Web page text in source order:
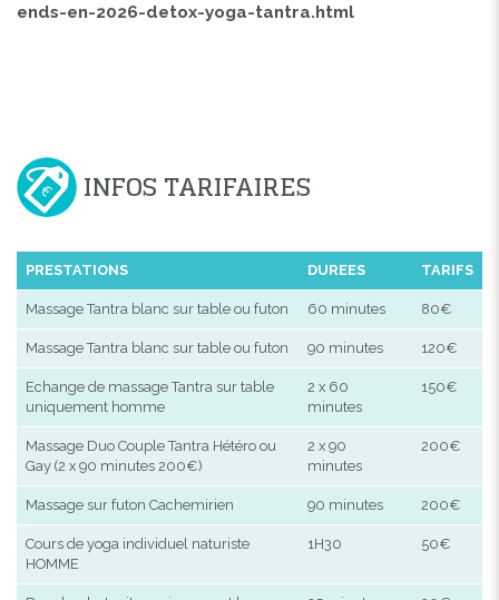
ends-en-2026-detox-yoga-tantra.html
INFOS TARIFAIRES
PRESTATIONS DUREES TARIFS
Massage Tantra blanc sur table ou futon 60 minutes 80€
Massage Tantra blanc sur table ou futon 90 minutes 120€
Echange de massage Tantra sur table
uniquement homme
2 x 60
minutes
150€
Massage Duo Couple Tantra Hétéro ou
Gay (2 x 90 minutes 200€)
2 x 90
minutes
200€
Massage sur futon Cachemirien 90 minutes 200€
Cours de yoga individuel naturiste
HOMME
1H30 50€